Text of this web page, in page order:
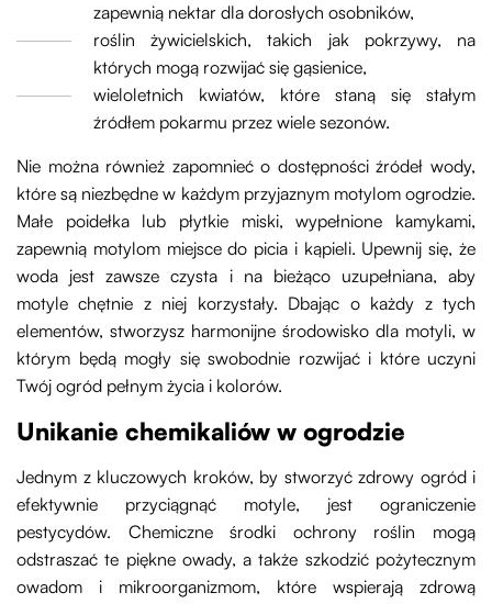
zapewnią nektar dla dorosłych osobników,
roślin żywicielskich, takich jak pokrzywy, na
których mogą rozwijać się gąsienice,
wieloletnich kwiatów, które staną się stałym
źródłem pokarmu przez wiele sezonów.
Nie można również zapomnieć o dostępności źródeł wody,
które są niezbędne w każdym przyjaznym motylom ogrodzie.
Małe poidełka lub płytkie miski, wypełnione kamykami,
zapewnią motylom miejsce do picia i kąpieli. Upewnij się, że
woda jest zawsze czysta i na bieżąco uzupełniana, aby
motyle chętnie z niej korzystały. Dbając o każdy z tych
elementów, stworzysz harmonijne środowisko dla motyli, w
którym będą mogły się swobodnie rozwijać i które uczyni
Twój ogród pełnym życia i kolorów.
Unikanie chemikaliów w ogrodzie
Jednym z kluczowych kroków, by stworzyć zdrowy ogród i
efektywnie przyciągnąć motyle, jest ograniczenie
pestycydów. Chemiczne środki ochrony roślin mogą
odstraszać te piękne owady, a także szkodzić pożytecznym
owadom i mikroorganizmom, które wspierają zdrową